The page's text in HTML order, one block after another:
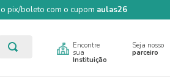
pix/boleto com o cupom aulas26
Encontre
sua
Instituição
Seja nosso
parceiro